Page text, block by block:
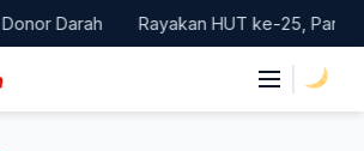
Rayakan HUT ke-25, Partai